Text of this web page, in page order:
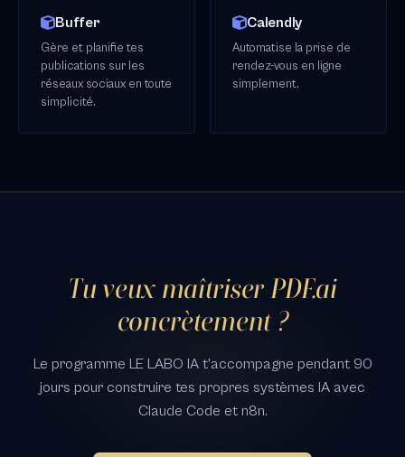
Buffer
Gère et planifie tes
publications sur les
réseaux sociaux en toute
simplicité.
Calendly
Automatise la prise de
rendez-vous en ligne
simplement.
Tu veux maîtriser PDF.ai
concrètement ?
Le programme LE LABO IA t'accompagne pendant 90
jours pour construire tes propres systèmes IA avec
Claude Code et n8n.